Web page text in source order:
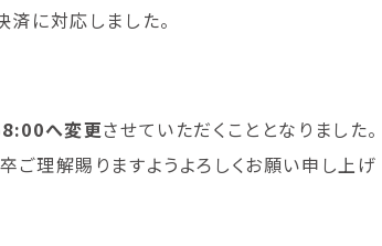
に対応しました。
へ変更させていただくこととなりました。
ご理解賜りますようよろしくお願い申し上げ